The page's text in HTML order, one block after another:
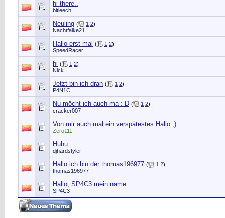
hi there..
bitleech
Neuling ( 1 2)
Nachtfalke21
Hallo erst mal ( 1 2)
SpeedRacer
hi ( 1 2)
Nick
Jetzt bin ich dran ( 1 2)
P4N1C
Nu möcht ich auch ma :-D ( 1 2)
cracker007
Von mir auch mal ein verspätestes Hallo ;)
Zero111
Huhu
djhardstyler
Hallo ich bin der thomas196977 ( 1 2)
thomas196977
Hallo, SP4C3 mein name
SP4C3